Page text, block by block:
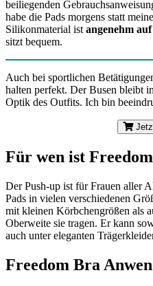
beiliegenden
habe die Pads morgens statt
Silikonmaterial ist angenehm
sitzt bequem.
Auch bei sportlichen
halten perfekt. Der Busen bleibt
Optik des Outfits. Ich bin
Für wen ist
Der Push-up ist für Frauen aller
Pads in vielen verschiedenen
mit kleinen Körbchengrößen als
Oberweite sie tragen. Er kann
auch unter eleganten
Freedom Bra